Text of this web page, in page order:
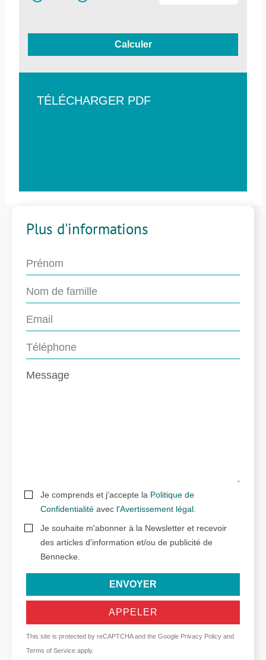
Calculer
TÉLÉCHARGER PDF
Plus d'informations
Je comprends et j'accepte la Politique de
Confidentialité avec l'Avertissement légal
Je souhaite m'abonner à la Newsletter et recevoir
des articles d'information et/ou de publicité de
Bennecke.
ENVOYER
APPELER
This site is protected by reCAPTCHA and the Google Privacy Policy and
Terms of Service apply.